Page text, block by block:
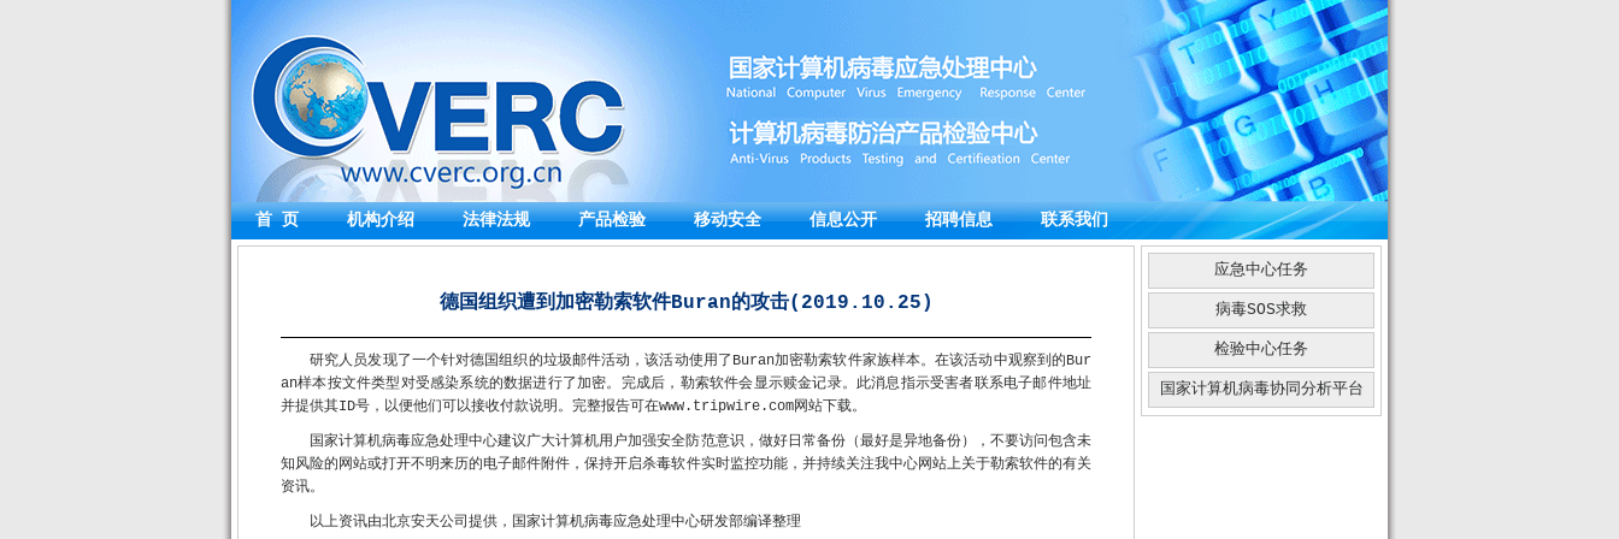
首 页 机构介绍 法律法规 产品检验 移动安全 信息公开 招聘信息 联系我们
德国组织遭到加密勒索软件Buran的攻击(2019.10.25)
研究人员发现了一个针对德国组织的垃圾邮件活动，该活动使用了Buran加密勒索软件家族样本。在该活动中观察到的Bur
an样本按文件类型对受感染系统的数据进行了加密。完成后，勒索软件会显示赎金记录。此消息指示受害者联系电子邮件地址
并提供其ID号，以便他们可以接收付款说明。完整报告可在www.tripwire.com网站下载。
国家计算机病毒应急处理中心建议广大计算机用户加强安全防范意识，做好日常备份（最好是异地备份），不要访问包含未
知风险的网站或打开不明来历的电子邮件附件，保持开启杀毒软件实时监控功能，并持续关注我中心网站上关于勒索软件的有关
资讯。
以上资讯由北京安天公司提供，国家计算机病毒应急处理中心研发部编译整理
应急中心任务
病毒SOS求救
检验中心任务
国家计算机病毒协同分析平台